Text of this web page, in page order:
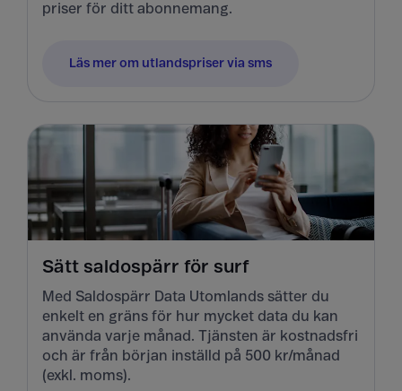
priser för ditt abonnemang.
Läs mer om utlandspriser via sms
Sätt saldospärr för surf
Med Saldospärr Data Utomlands sätter du
enkelt en gräns för hur mycket data du kan
använda varje månad. Tjänsten är kostnadsfri
och är från början inställd på 500 kr/månad
(exkl. moms).